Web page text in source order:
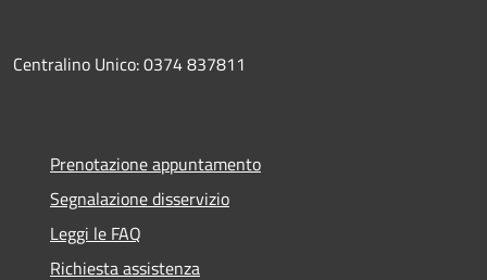
Centralino Unico: 0374 837811
Prenotazione appuntamento
Segnalazione disservizio
Leggi le FAQ
Richiesta assistenza